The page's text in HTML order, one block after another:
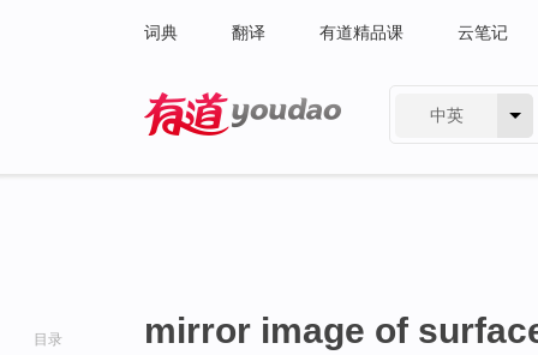
词典 翻译 有道精品课 云笔记
中英
目录 mirror image of